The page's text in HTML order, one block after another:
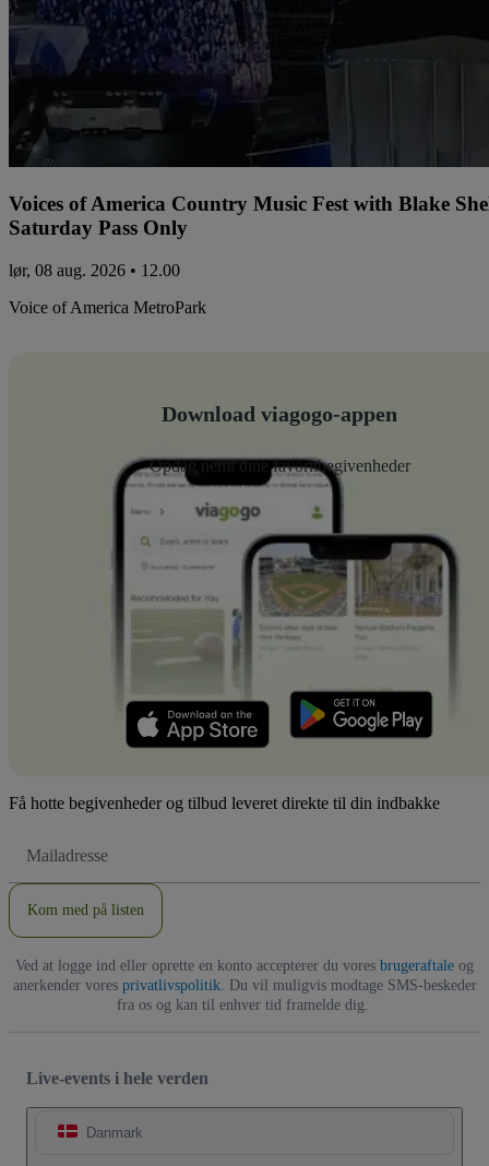
Voices of America Country Music Fest with Blake
Saturday Pass Only
lør, 08 aug. 2026 • 12.00
Voice of America MetroPark
Download viagogo-appen
Opdag nemt dine favoritbegivenheder
Få hotte begivenheder og tilbud leveret direkte til din indbakke
adresse
Kom med på listen
Ved at logge ind eller oprette en konto accepterer du vores brugeraftale og
anerkender vores privatlivspolitik. Du vil muligvis modtage SMS-beskeder
fra os og kan til enhver tid framelde dig.
Live-events i hele verden
Danmark